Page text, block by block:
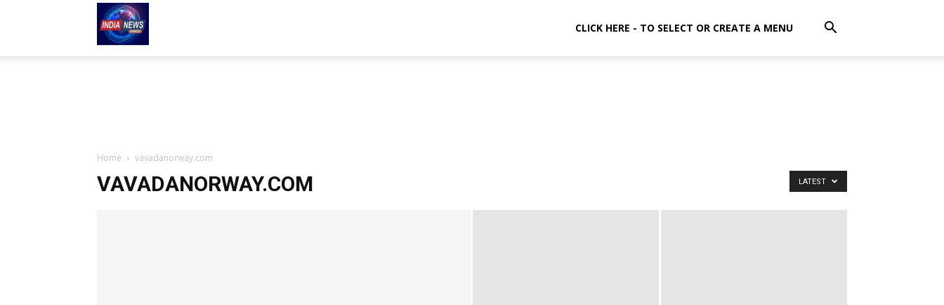
CLICK HERE - TO SELECT OR CREATE A MENU
Home vavadanorway.com
VAVADANORWAY.COM LATEST